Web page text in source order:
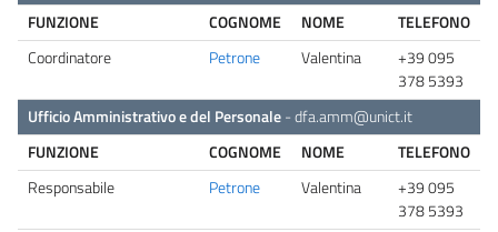
FUNZIONE
COGNOME NOME
TELEFONO
Coordinatore
Petrone Valentina
+39 095
378 5393
Ufficio Amministrativo e del Personale-dfa.amm@unict.it
FUNZIONE
COGNOME NOME
TELEFONO
Responsabile
Petrone Valentina
+39 095
378 5393